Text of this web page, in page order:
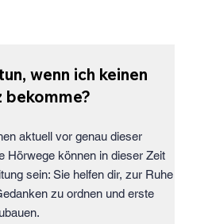
wenn ich keinen
aktuell vor genau dieser
Hörwege können in dieser Zeit
sein: Sie helfen dir, zur Ruhe
zu ordnen und erste